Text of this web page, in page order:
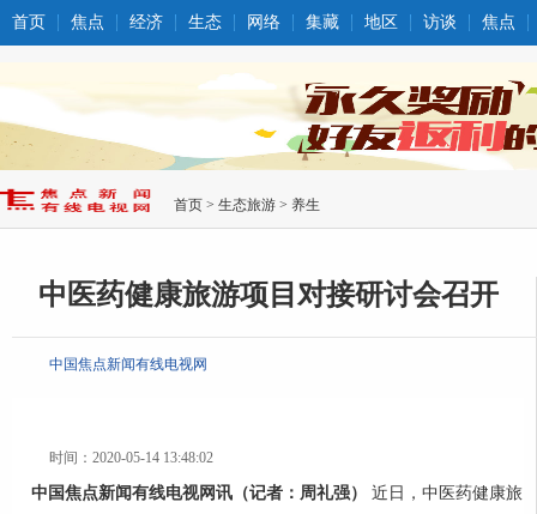
首页 焦点 经济 生态 网络 集藏 地区 访谈 焦点
首页 > 生态旅游 > 养生
中医药健康旅游项目对接研讨会召开
中国焦点新闻有线电视网
时间：2020-05-14 13:48:02
中国焦点新闻有线电视网讯（记者：周礼强）
近日，中医药健康旅